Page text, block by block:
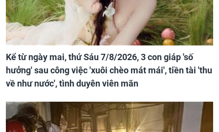
Kể từ ngày mai, thứ Sáu 7/8/2026, 3 con giáp 'số
hưởng' sau công việc 'xuôi chèo mát mái', tiền tài 'thu
về như nước', tình duyên viên mãn